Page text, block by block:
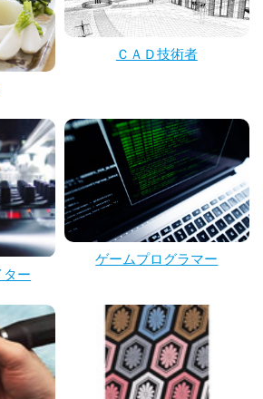
ＣＡＤ技術者
ター
ゲームプログラマー